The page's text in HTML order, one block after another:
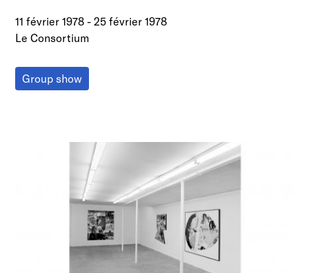
11 février 1978 -25 février 1978
Le Consortium
Group show